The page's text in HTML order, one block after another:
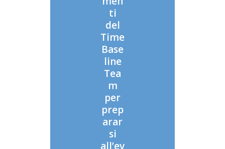
ti
del
Time
Base
line
Tea
m
per
prep
arar
si
all’ev